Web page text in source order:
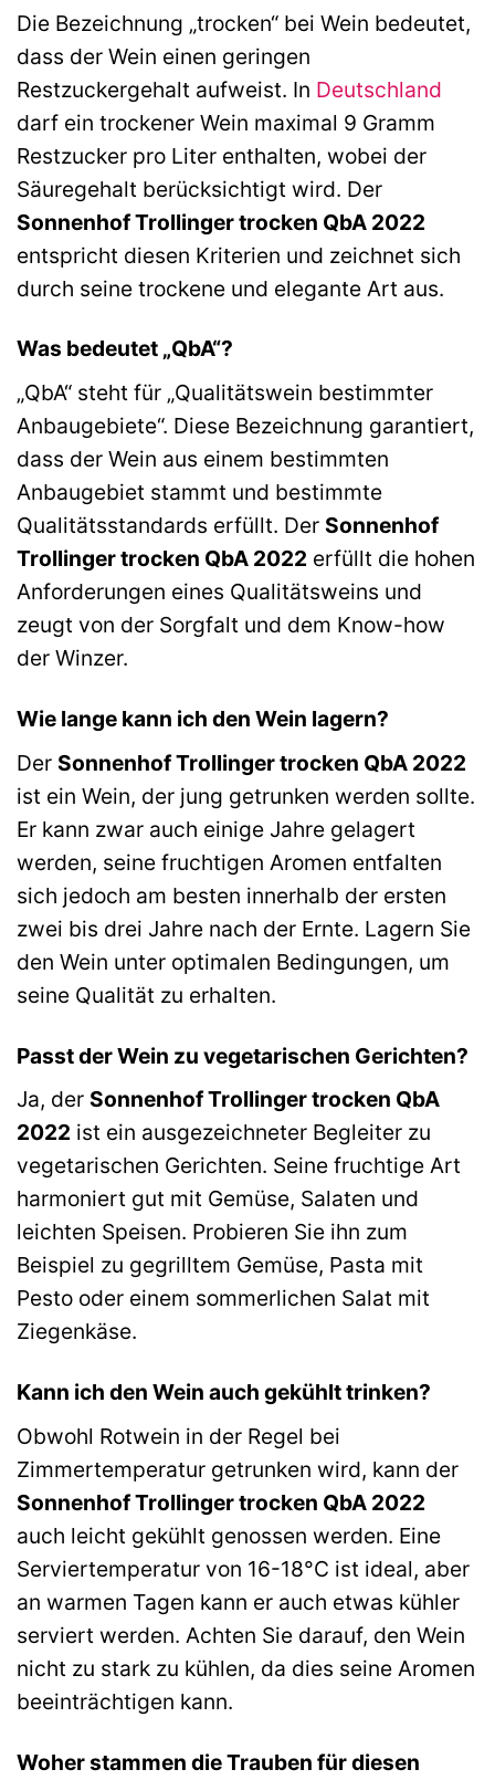
Die Bezeichnung „trocken“ bei Wein bedeutet,
dass der Wein einen geringen
Restzuckergehalt aufweist. In Deutschland
darf ein trockener Wein maximal 9 Gramm
Restzucker pro Liter enthalten, wobei der
Säuregehalt berücksichtigt wird. Der
Sonnenhof Trollinger trocken QbA 2022
entspricht diesen Kriterien und zeichnet sich
durch seine trockene und elegante Art aus.
Was bedeutet „QbA“?
„QbA“ steht für „Qualitätswein bestimmter
Anbaugebiete“. Diese Bezeichnung garantiert,
dass der Wein aus einem bestimmten
Anbaugebiet stammt und bestimmte
Qualitätsstandards erfüllt. Der Sonnenhof
Trollinger trocken QbA 2022 erfüllt die hohen
Anforderungen eines Qualitätsweins und
zeugt von der Sorgfalt und dem Know-how
der Winzer.
Wie lange kann ich den Wein lagern?
Der Sonnenhof Trollinger trocken QbA 2022
ist ein Wein, der jung getrunken werden sollte.
Er kann zwar auch einige Jahre gelagert
werden, seine fruchtigen Aromen entfalten
sich jedoch am besten innerhalb der ersten
zwei bis drei Jahre nach der Ernte. Lagern Sie
den Wein unter optimalen Bedingungen, um
seine Qualität zu erhalten.
Passt der Wein zu vegetarischen Gerichten?
Ja, der Sonnenhof Trollinger trocken QbA
2022 ist ein ausgezeichneter Begleiter zu
vegetarischen Gerichten. Seine fruchtige Art
harmoniert gut mit Gemüse, Salaten und
leichten Speisen. Probieren Sie ihn zum
Beispiel zu gegrilltem Gemüse, Pasta mit
Pesto oder einem sommerlichen Salat mit
Ziegenkäse.
Kann ich den Wein auch gekühlt trinken?
Obwohl Rotwein in der Regel bei
Zimmertemperatur getrunken wird, kann der
Sonnenhof Trollinger trocken QbA 2022
auch leicht gekühlt genossen werden. Eine
Serviertemperatur von 16-18°C ist ideal, aber
an warmen Tagen kann er auch etwas kühler
serviert werden. Achten Sie darauf, den Wein
nicht zu stark zu kühlen, da dies seine Aromen
beeinträchtigen kann.
Woher stammen die Trauben für diesen